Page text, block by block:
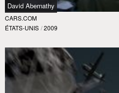
David Abernathy
CARS.COM
ÉTATS-UNIS / 2009